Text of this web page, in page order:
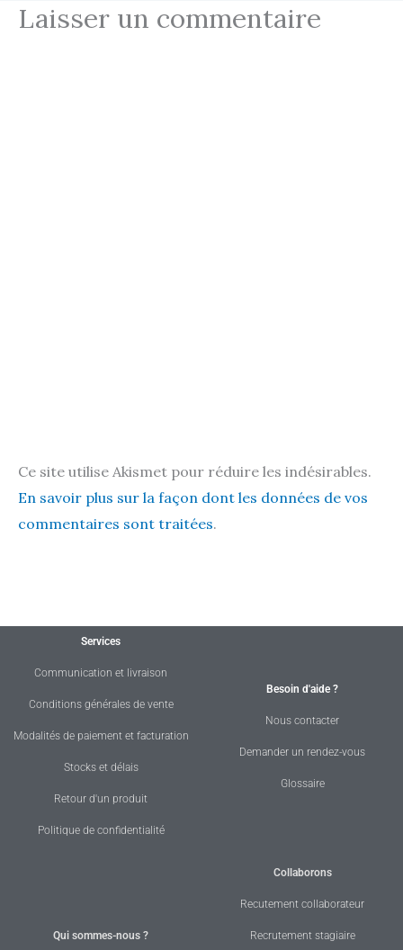
Laisser un commentaire
Ce site utilise Akismet pour réduire les indésirables.
En savoir plus sur la façon dont les données de vos
commentaires sont traitées.
Services
Communication et livraison
Conditions générales de vente
Modalités de paiement et facturation
Stocks et délais
Retour d'un produit
Politique de confidentialité
Besoin d'aide ?
Nous contacter
Demander un rendez-vous
Glossaire
Qui sommes-nous ?
Collaborons
Recutement collaborateur
Recrutement stagiaire